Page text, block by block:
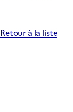
Retour à la liste
papier